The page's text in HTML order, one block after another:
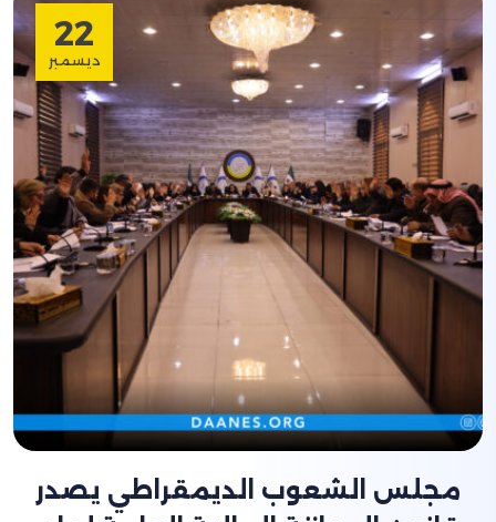
22
ديسمبر
مجلس الشعوب الديمقراطي يصدر